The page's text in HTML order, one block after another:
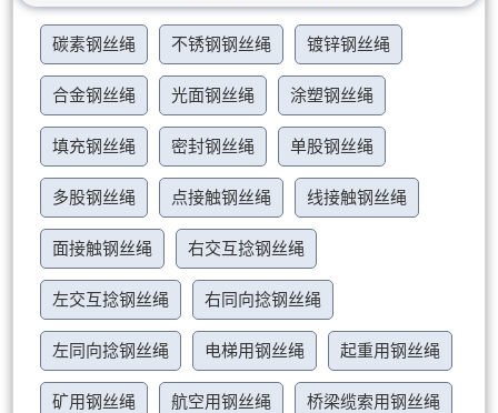
碳素钢丝绳 不锈钢钢丝绳 镀锌钢丝绳
合金钢丝绳 光面钢丝绳 涂塑钢丝绳
填充钢丝绳 密封钢丝绳 单股钢丝绳
多股钢丝绳 点接触钢丝绳 线接触钢丝绳
面接触钢丝绳 右交互捻钢丝绳
左交互捻钢丝绳 右同向捻钢丝绳
左同向捻钢丝绳 电梯用钢丝绳 起重用钢丝绳
矿用钢丝绳 航空用钢丝绳 桥梁缆索用钢丝绳